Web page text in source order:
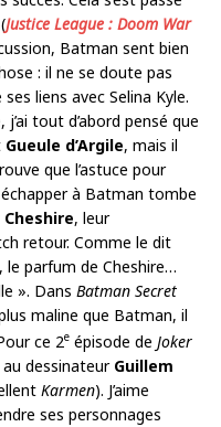
(Justice League : Doom War
Batman sent bien
: il ne se doute pas
liens avec Selina Kyle.
tout d’abord pensé que
Gueule d’Argile, mais il
que l’astuce pour
à Batman tombe
Cheshire, leur
retour. Comme le dit
le parfum de Cheshire…
». Dans Batman Secret
maline que Batman, il
ce 2e épisode de Joker
dessinateur Guillem
Karmen). J’aime
ses personnages